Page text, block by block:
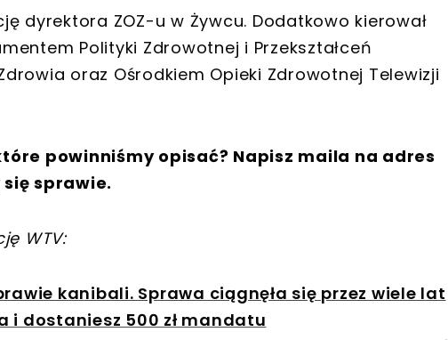
dyrektora ZOZ-u w Żywcu. Dodatkowo kierował
Polityki Zdrowotnej i Przekształceń
oraz Ośrodkiem Opieki Zdrowotnej Telewizji
powinniśmy opisać? Napisz maila na adres
sprawie.
WTV:
kanibali. Sprawa ciągnęła się przez wiele lat
i dostaniesz 500 zł mandatu